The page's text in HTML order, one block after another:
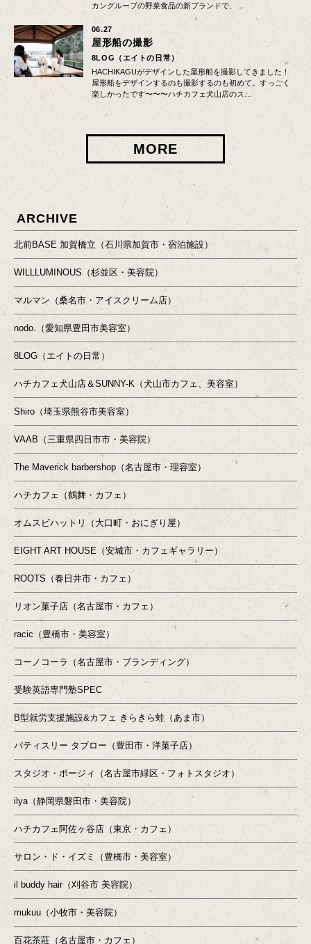
カングループの野菜食品の新ブランドで、…
06.27
屋形船の撮影
8LOG（エイトの日常）
HACHIKAGUがデザインした屋形船を撮影してきました！
屋形船をデザインするのも撮影するのも初めて。すっごく
楽しかったです〜〜〜ハチカフェ犬山店のス…
MORE
ARCHIVE
北前BASE 加賀橋立（石川県加賀市・宿泊施設）
WILLLUMINOUS（杉並区・美容院）
マルマン（桑名市・アイスクリーム店）
nodo.（愛知県豊田市美容室）
8LOG（エイトの日常）
ハチカフェ犬山店＆SUNNY-K（犬山市カフェ、美容室）
Shiro（埼玉県熊谷市美容室）
VAAB（三重県四日市市・美容院）
The Maverick barbershop（名古屋市・理容室）
ハチカフェ（鶴舞・カフェ）
オムスビハットリ（大口町・おにぎり屋）
EIGHT ART HOUSE（安城市・カフェギャラリー）
ROOTS（春日井市・カフェ）
リオン菓子店（名古屋市・カフェ）
racic（豊橋市・美容室）
コーノコーラ（名古屋市・ブランディング）
受験英語専門塾SPEC
B型就労支援施設&カフェ きらきら蛙（あま市）
パティスリー タブロー（豊田市・洋菓子店）
スタジオ・ポージィ（名古屋市緑区・フォトスタジオ）
ilya（静岡県磐田市・美容院）
ハチカフェ阿佐ヶ谷店（東京・カフェ）
サロン・ド・イズミ（豊橋市・美容室）
il buddy hair（刈谷市 美容院）
mukuu（小牧市・美容院）
百花茶莊（名古屋市・カフェ）